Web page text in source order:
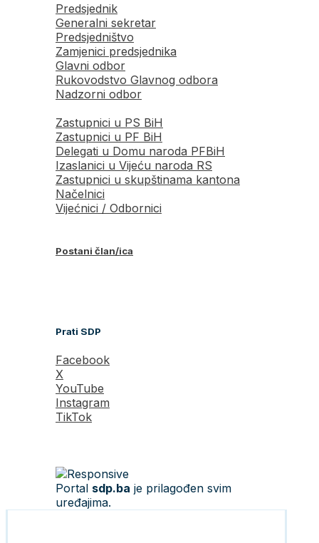
Predsjednik
Generalni sekretar
Predsjedništvo
Zamjenici predsjednika
Glavni odbor
Rukovodstvo Glavnog odbora
Nadzorni odbor
Zastupnici u PS BiH
Zastupnici u PF BiH
Delegati u Domu naroda PFBiH
Izaslanici u Vijeću naroda RS
Zastupnici u skupštinama kantona
Načelnici
Vijećnici / Odbornici
Postani član/ica
Prati SDP
Facebook
X
YouTube
Instagram
TikTok
Portal sdp.ba je prilagođen svim
uređajima.